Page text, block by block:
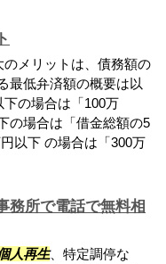
のメリットは、債務額の
最低弁済額の概要は以
の場合は「100万
の場合は「借金総額の5
以下 の場合は「300万
務所で電話で無料相
人再生、特定調停な